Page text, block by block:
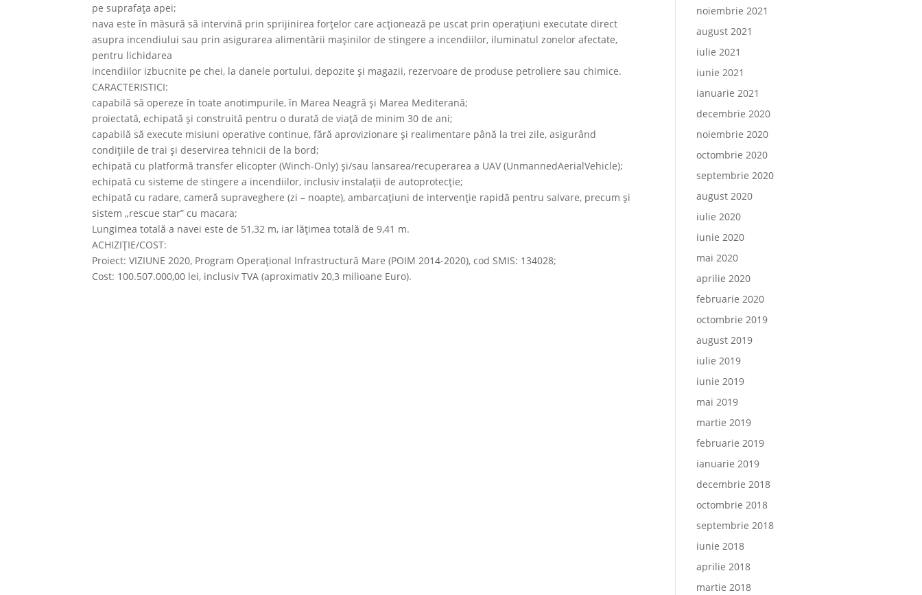
pe suprafața apei;
nava este în măsură să intervină prin sprijinirea forțelor care acționează pe uscat prin operațiuni executate direct
asupra incendiului sau prin asigurarea alimentării mașinilor de stingere a incendiilor, iluminatul zonelor afectate,
pentru lichidarea
incendiilor izbucnite pe chei, la danele portului, depozite și magazii, rezervoare de produse petroliere sau chimice.
CARACTERISTICI:
capabilă să opereze în toate anotimpurile, în Marea Neagră și Marea Mediterană;
proiectată, echipată şi construită pentru o durată de viaţă de minim 30 de ani;
capabilă să execute misiuni operative continue, fără aprovizionare și realimentare până la trei zile, asigurând
condițiile de trai și deservirea tehnicii de la bord;
echipată cu platformă transfer elicopter (Winch-Only) și/sau lansarea/recuperarea a UAV (UnmannedAerialVehicle);
echipată cu sisteme de stingere a incendiilor, inclusiv instalații de autoprotecție;
echipată cu radare, cameră supraveghere (zi – noapte), ambarcațiuni de intervenție rapidă pentru salvare, precum și
sistem „rescue star” cu macara;
Lungimea totală a navei este de 51,32 m, iar lățimea totală de 9,41 m.
ACHIZIȚIE/COST:
Proiect: VIZIUNE 2020, Program Operațional Infrastructură Mare (POIM 2014-2020), cod SMIS: 134028;
Cost: 100.507.000,00 lei, inclusiv TVA (aproximativ 20,3 milioane Euro).
noiembrie 2021
august 2021
iulie 2021
iunie 2021
ianuarie 2021
decembrie 2020
noiembrie 2020
octombrie 2020
septembrie 2020
august 2020
iulie 2020
iunie 2020
mai 2020
aprilie 2020
februarie 2020
octombrie 2019
august 2019
iulie 2019
iunie 2019
mai 2019
martie 2019
februarie 2019
ianuarie 2019
decembrie 2018
octombrie 2018
septembrie 2018
iunie 2018
aprilie 2018
martie 2018